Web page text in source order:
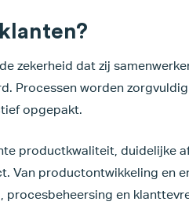
zekerheid dat zij
Processen worden
opgepakt.
productkwaliteit, duidelijke
Van productontwikkeling en
en